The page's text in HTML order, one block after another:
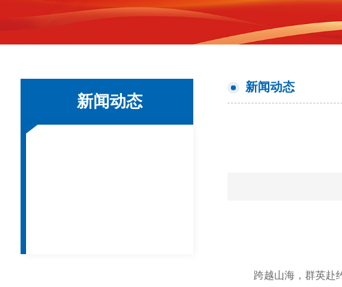
新闻动态
新闻动态
跨越山海，群英赴